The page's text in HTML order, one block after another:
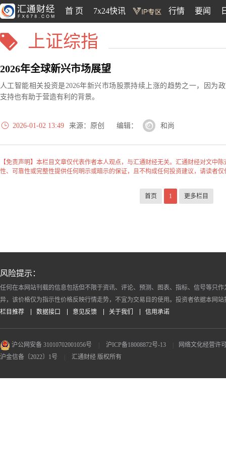
首 页 7x24快讯 行情 要闻
上证综指
2026年全球新兴市场展望
人工智能相关投资是2026年新兴市场股票持续上涨的趋势之一，因为
支持也有助于营造有利的背景。
2026-01-02 13:49 来源：原创 编辑： 和尚
【免责声明】本栏目文章仅代表作者本人观点，与汇通财经无关。汇通财经对文中
性、可靠性或完整性提供任何明示或暗示的保证，且不构成任何投资建议，请读者
首页 1 更多栏目
风险提示：
任何在本网站刊载的信息包括但不限于资讯、评论、预测、图表、指标、信号等只
异，该价格仅为指示性价格反映行情走势，不宜为交易目的使用。投资者依据本网
栏目推荐
数据接口 意见反馈 关于我们 信用承诺
沪公网安备 31010702001056号 沪ICP备18008872号-13
网络文化经营许
沪金信备〔2022〕1号
汇通财经 版权所有